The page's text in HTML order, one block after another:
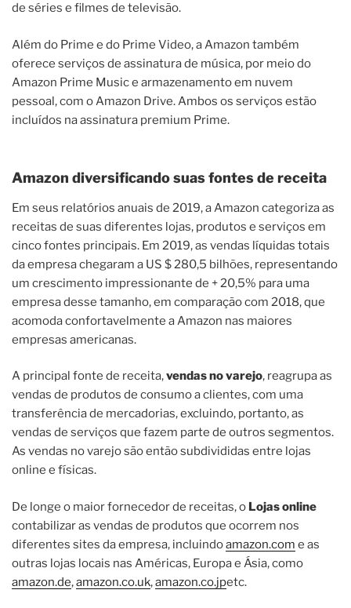
de séries e filmes de televisão.
Além do Prime e do Prime Video, a Amazon também
oferece serviços de assinatura de música, por meio do
Amazon Prime Music e armazenamento em nuvem
pessoal, com o Amazon Drive. Ambos os serviços estão
incluídos na assinatura premium Prime.
Amazon diversificando suas fontes de receita
Em seus relatórios anuais de 2019, a Amazon categoriza as
receitas de suas diferentes lojas, produtos e serviços em
cinco fontes principais. Em 2019, as vendas líquidas totais
da empresa chegaram a US $ 280,5 bilhões, representando
um crescimento impressionante de + 20,5% para uma
empresa desse tamanho, em comparação com 2018, que
acomoda confortavelmente a Amazon nas maiores
empresas americanas.
A principal fonte de receita,vendas no varejo, reagrupa as
vendas de produtos de consumo a clientes, com uma
transferência de mercadorias, excluindo, portanto, as
vendas de serviços que fazem parte de outros segmentos.
As vendas no varejo são então subdivididas entre lojas
online e físicas.
De longe o maior fornecedor de receitas, o Lojas online
contabilizar as vendas de produtos que ocorrem nos
diferentes sites da empresa, incluindoamazon.com e as
outras lojas locais nas Américas, Europa e Ásia, como
amazon.de,amazon.co.uk,amazon.co.jpetc.